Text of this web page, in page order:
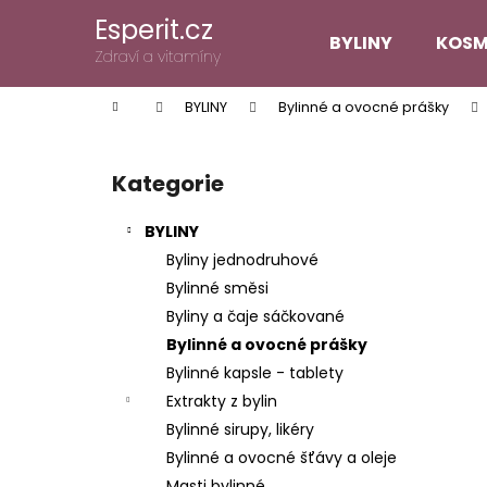
Esperit.cz
Zdraví a vitamíny
BYLINY
Domů BYLINY Bylinné a ovocné prášky
Přeskočit
kategorie
Kategorie
BYLINY
Byliny jednodruhové
Bylinné směsi
Byliny a čaje sáčkované
Bylinné a ovocné prášky
Bylinné kapsle - tablety
Extrakty z bylin
Bylinné sirupy, likéry
Bylinné a ovocné šťávy a oleje
í
Zpět
do
Zpět
do